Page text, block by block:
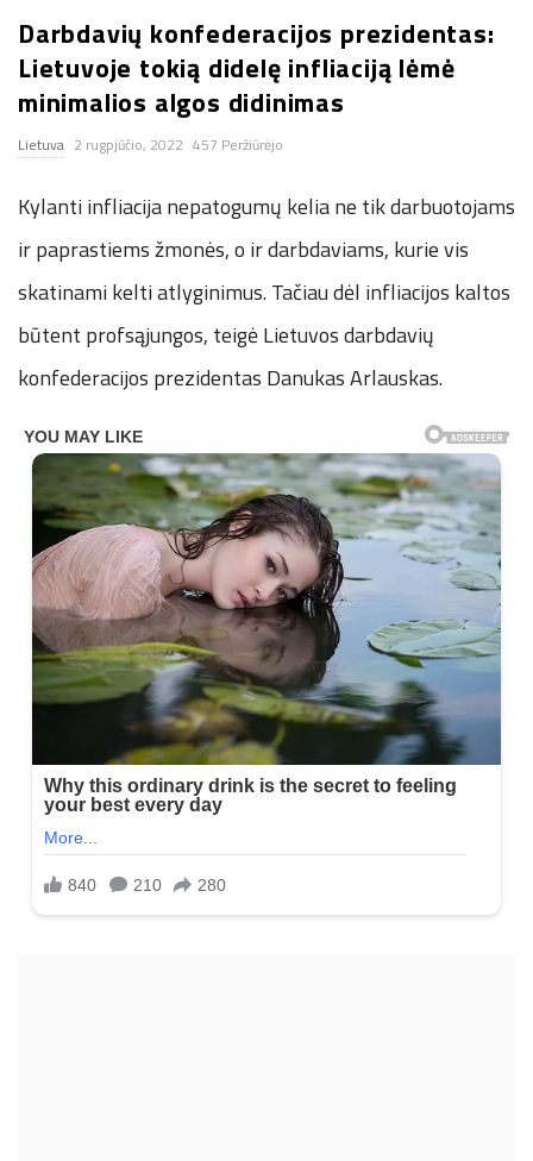
n
.
n
e
t
Darbdavių konfederacijos prezidentas:
Lietuvoje tokią didelę infliaciją lėmė
minimalios algos didinimas
Lietuva 2 rugpjūčio, 2022 457 Peržiūrėjo
Kylanti infliacija nepatogumų kelia ne tik darbuotojams
ir paprastiems žmonės, o ir darbdaviams, kurie vis
skatinami kelti atlyginimus. Tačiau dėl infliacijos kaltos
būtent profsąjungos, teigė Lietuvos darbdavių
konfederacijos prezidentas Danukas Arlauskas.